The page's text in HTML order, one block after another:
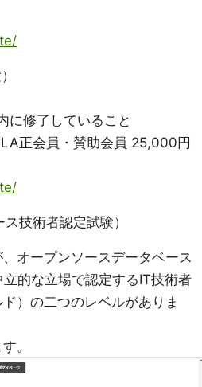
修了していること
正会員・賛助会員 25,000円
技術者認定試験）
オープンソースデータベース
的な立場で認定するIT技術者
）の二つのレベルがありま
。